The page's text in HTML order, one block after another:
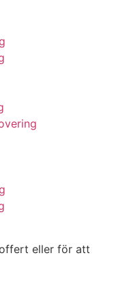
eller för att